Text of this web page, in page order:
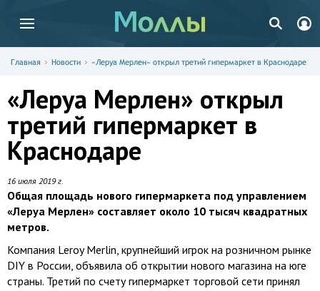
Главная Новости «Леруа Мерлен» открыл третий гипермаркет в Краснодаре
«Леруа Мерлен» открыл
третий гипермаркет в
Краснодаре
16 июля 2019 г.
Общая площадь нового гипермаркета под управлением
«Леруа Мерлен» составляет около 10 тысяч квадратных
метров.
Компания Leroy Merlin, крупнейший игрок на розничном рынке
DIY в России, объявила об открытии нового магазина на юге
страны. Третий по счету гипермаркет торговой сети принял